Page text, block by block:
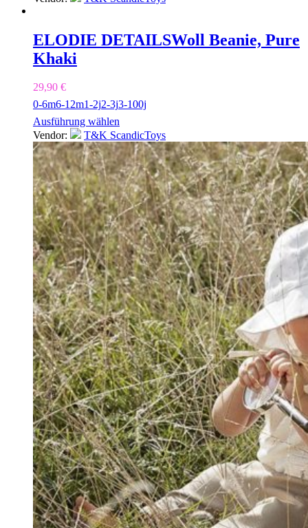
ELODIE DETAILSWoll Beanie, Pure
Khaki
29,90 €
0-6m6-12m1-2j2-3j3-100j
Ausführung wählen
Vendor:
T&K ScandicToys